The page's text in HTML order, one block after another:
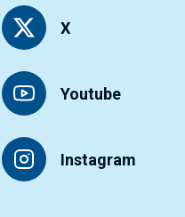
X
Youtube
Instagram